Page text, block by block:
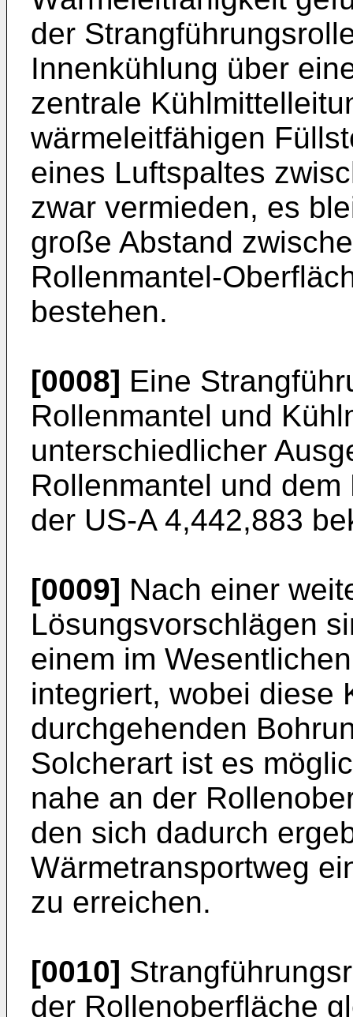
der
Innenkühlung über
zentrale
wärmeleitfähigen
eines Luftspaltes
zwar vermieden, es
große Abstand
Rollenmantel-
bestehen.
[0008] Eine
Rollenmantel und
unterschiedlicher
Rollenmantel und
der US-A 4,442,883
[0009] Nach einer
Lösungsvorschlägen
einem im
integriert, wobei diese
durchgehenden
Solcherart ist es
nahe an der
den sich dadurch
Wärmetransportweg
zu erreichen.
[0010]
der Rollenoberfläche